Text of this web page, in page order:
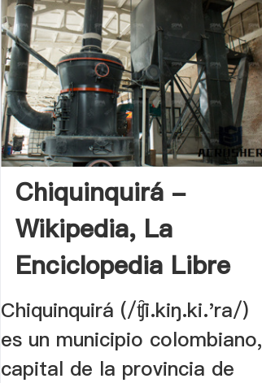
Chiquinquirá -
Wikipedia, La
Enciclopedia Libre
Chiquinquirá (/ʧ̑i.kiŋ.ki.'ra/)
es un municipio colombiano,
capital de la provincia de